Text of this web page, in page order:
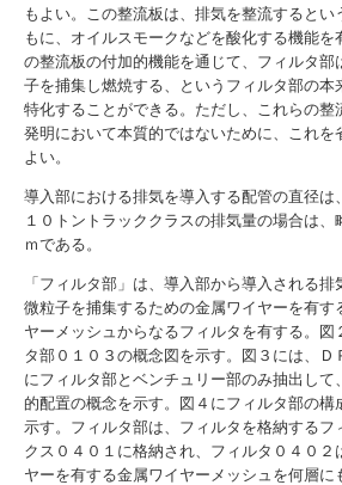
もよい。この整流板は、排気を整流するとい
もに、オイルスモークなどを酸化する機能を
の整流板の付加的機能を通じて、フィルタ部
子を捕集し燃焼する、というフィルタ部の本
特化することができる。ただし、これらの整
発明において本質的ではないために、これを
よい。
導入部における排気を導入する配管の直径は
１０トントラッククラスの排気量の場合は、
ｍである。
「フィルタ部」は、導入部から導入される排
微粒子を捕集するための金属ワイヤーを有す
ヤーメッシュからなるフィルタを有する。図
タ部０１０３の概念図を示す。図３には、Ｄ
にフィルタ部とベンチュリー部のみ抽出して
的配置の概念を示す。図４にフィルタ部の構
示す。フィルタ部は、フィルタを格納するフ
クス０４０１に格納され、フィルタ０４０２
ヤーを有する金属ワイヤーメッシュを何層に